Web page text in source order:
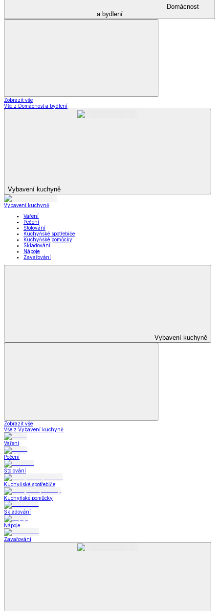
Domácnost
a bydlení
Zobrazit vše
Vše z Domácnost a bydlení
Vybavení kuchyně
Vybavení kuchyně
Vaření
Pečení
Stolování
Kuchyňské spotřebiče
Kuchyňské pomůcky
Skladování
Nápoje
Zavařování
Vybavení kuchyně
Zobrazit vše
Vše z Vybavení kuchyně
Vaření
Pečení
Stolování
Kuchyňské spotřebiče
Kuchyňské pomůcky
Skladování
Nápoje
Zavařování